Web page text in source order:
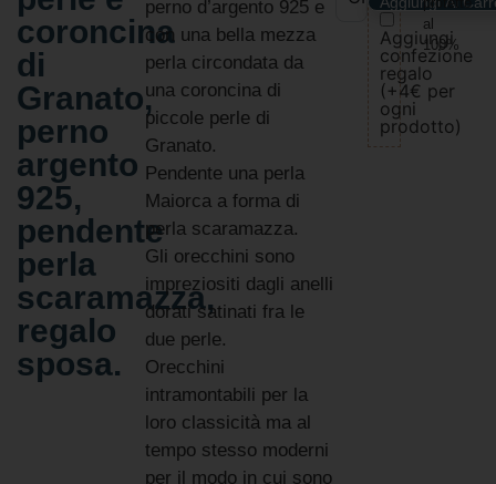
coroncina
di
Granato,
perno
argento
925,
pendente
perla
scaramazza,
regalo
sposa.
perno d’argento 925 e
con una bella mezza
perla circondata da
una coroncina di
piccole perle di
Granato.
Pendente una perla
Maiorca a forma di
perla scaramazza.
Gli orecchini sono
impreziositi dagli anelli
dorati satinati fra le
due perle.
Orecchini
intramontabili per la
loro classicità ma al
tempo stesso moderni
per il modo in cui sono
Aggiungi
confezione
regalo
(+4€ per
ogni
prodotto)
al
100%